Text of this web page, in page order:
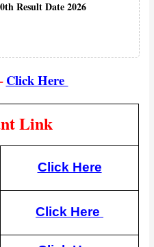
Result Date 2026
Click Here
Link
Click Here
Click Here